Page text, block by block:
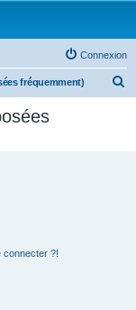
Connexion
fréquemment)
connecter ?!